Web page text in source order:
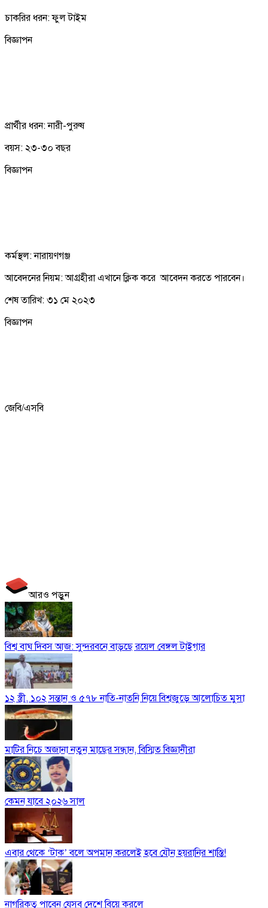
চাকরির ধরন: ফুল টাইম
বিজ্ঞাপন
প্রার্থীর ধরন: নারী-পুরুষ
বয়স: ২৩-৩০ বছর
বিজ্ঞাপন
কর্মস্থল: নারায়ণগঞ্জ
আবেদনের নিয়ম: আগ্রহীরা এখানে ক্লিক করে আবেদন করতে পারবেন।
শেষ তারিখ: ৩১ মে ২০২৩
বিজ্ঞাপন
জেবি/এসবি
আরও পড়ুন
বিশ্ব বাঘ দিবস আজ: সুন্দরবনে বাড়ছে রয়েল বেঙ্গল টাইগার
১২ স্ত্রী, ১০২ সন্তান ও ৫৭৮ নাতি-নাতনি নিয়ে বিশ্বজুড়ে আলোচিত মুসা
মাটির নিচে অজানা নতুন মাছের সন্ধান, বিস্মিত বিজ্ঞানীরা
কেমন যাবে ২০২৬ সাল
এবার থেকে ‘টাক’ বলে অপমান করলেই হবে যৌন হয়রানির শাস্তি!
নাগরিকত্ব পাবেন যেসব দেশে বিয়ে করলে